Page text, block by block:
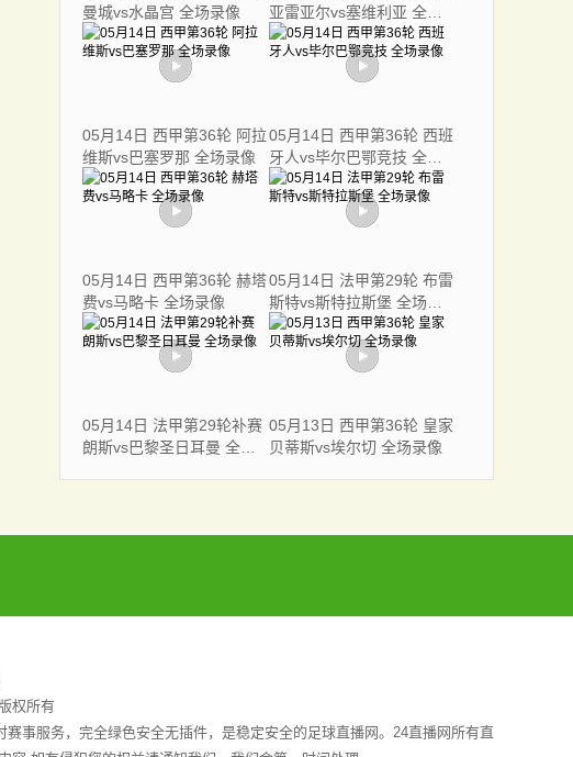
曼城vs水晶宫 全场录像
亚雷亚尔vs塞维利亚 全场
录像
05月14日 西甲第36轮 阿拉
维斯vs巴塞罗那 全场录像
05月14日 西甲第36轮 西班
牙人vs毕尔巴鄂竞技 全场
录像
05月14日 西甲第36轮 赫塔
费vs马略卡 全场录像
05月14日 法甲第29轮 布雷
斯特vs斯特拉斯堡 全场录
像
05月14日 法甲第29轮补赛
朗斯vs巴黎圣日耳曼 全场
05月13日 西甲第36轮 皇家
贝蒂斯vs埃尔切 全场录像
权所有
事服务，完全绿色安全无插件，是稳定安全的足球直播网。24直播网所有直